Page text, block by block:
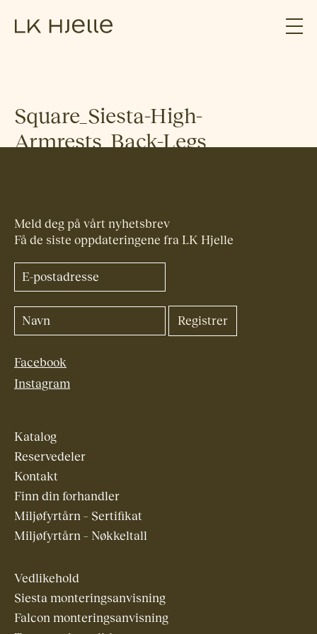
Square_Siesta-High-
Armrests_Back-Legs
Meld deg på vårt nyhetsbrev
Få de siste oppdateringene fra LK Hjelle
Facebook
Instagram
Katalog
Reservedeler
Kontakt
Finn din forhandler
Miljøfyrtårn – Sertifikat
Miljøfyrtårn – Nøkkeltall
Vedlikehold
Siesta monteringsanvisning
Falcon monteringsanvisning